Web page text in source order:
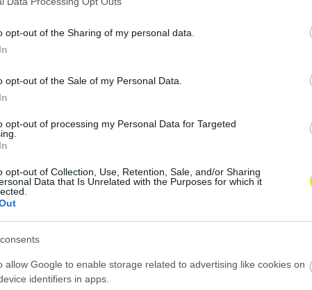
opt-out of the Sharing of my personal data.
opt-out of the Sale of my Personal Data.
opt-out of processing my Personal Data for Targeted
opt-out of Collection, Use, Retention, Sale, and/or Sharing
Data that Is Unrelated with the Purposes for which it
allow Google to enable storage related to advertising like cookies on
identifiers in apps.
– VIDEÓ
a szakmai stábot.
Romát! – VIDEÓ
Király, kikapott a Hali